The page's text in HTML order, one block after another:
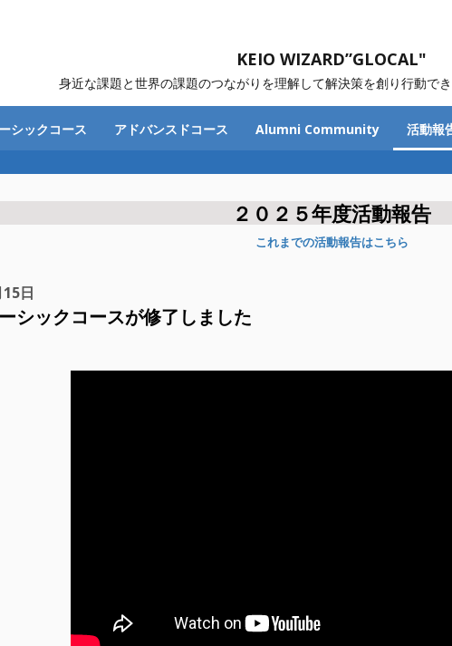
KEIO WIZARD”GLOCAL"
身近な課題と世界の課題のつながりを理解して解決策を創り行動で
シックコース アドバンスドコース Alumni Community 活動報
２０２５年度活動報告
これまでの活動報告はこちら
日
シックコースが修了しました